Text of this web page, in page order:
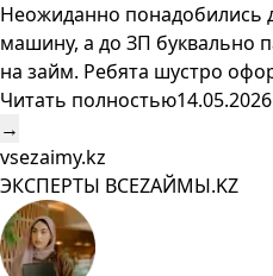
Неожиданно понадобились
машину, а до ЗП буквально
на займ. Ребята шустро
Читать полностью14.05.2026
→
vsezaimy.kz
ЭКСПЕРТЫ ВСЕZAЙМЫ.KZ